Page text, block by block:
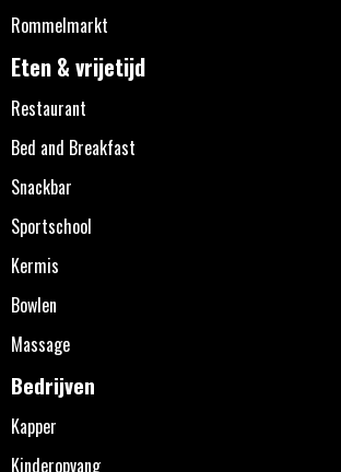
Rommelmarkt
Eten & vrijetijd
Restaurant
Bed and Breakfast
Snackbar
Sportschool
Kermis
Bowlen
Massage
Bedrijven
Kapper
Kinderopvang